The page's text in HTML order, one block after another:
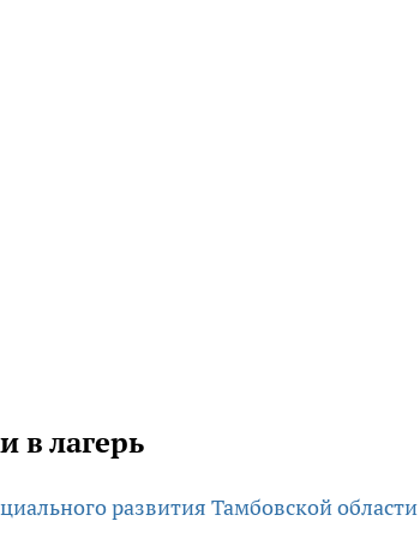
в лагерь
развития Тамбовской области